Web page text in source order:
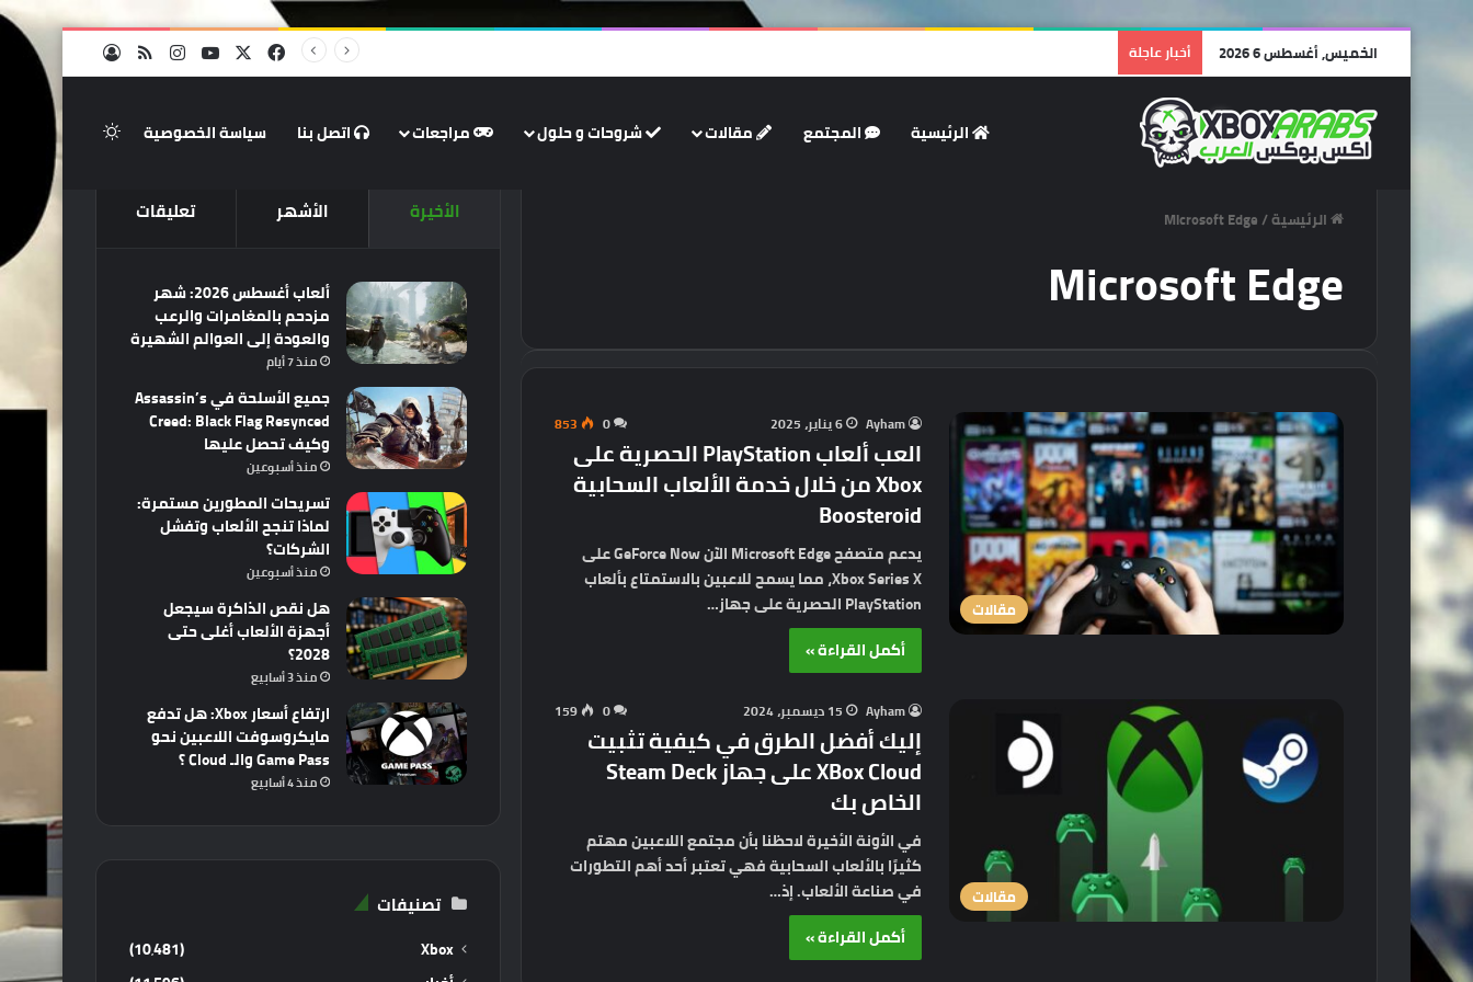
الخميس, أغسطس 6 2026 أخبار عاجلة فيسبوك ‫YouTubeانستقرامملخص الموقع RSS
تسجيل
الرئيسية المجتمع مقالات شروحات و حلول مراجعات اتصل بنا سياسة الخصوصية الوضع
الرئيسية/
Microsoft Edge
Microsoft Edge
مقالات
Ayham 6 يناير، 2025 0
853
العب ألعاب PlayStation الحصرية على
Xbox من خلال خدمة الألعاب السحابية
Boosteroid
يدعم متصفح Microsoft Edge الآن GeForce Now على
Xbox Series X، مما يسمح للاعبين بالاستمتاع بألعاب
PlayStation الحصرية على جهاز…
أكمل القراءة »
مقالات
Ayham 15 ديسمبر، 2024 0
159
إليك أفضل الطرق في كيفية تثبيت
XBox Cloud على جهاز Steam Deck
الخاص بك
في الأونة الأخيرة لاحظنا بأن مجتمع اللاعبين مهتم
كثيرًا بالألعاب السحابية فهي تعتبر أحد أهم التطورات
في صناعة الألعاب. إذ…
أكمل القراءة »
الأخيرة الأشهر تعليقات
ألعاب أغسطس 2026: شهر
مزدحم بالمغامرات والرعب
والعودة إلى العوالم الشهيرة
منذ 7 أيام
جميع الأسلحة في Assassin’s
Creed: Black Flag Resynced
وكيف تحصل عليها
منذ أسبوعين
تسريحات المطورين مستمرة:
لماذا تنجح الألعاب وتفشل
الشركات؟
منذ أسبوعين
هل نقص الذاكرة سيجعل
أجهزة الألعاب أغلى حتى
2028؟
منذ 3 أسابيع
ارتفاع أسعار Xbox: هل تدفع
مايكروسوفت اللاعبين نحو
Game Pass والـ Cloud ؟
منذ 4 أسابيع
تصنيفات
Xbox
(10٬481)